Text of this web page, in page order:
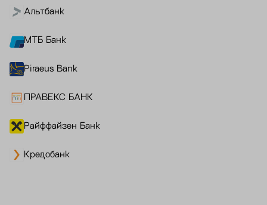
Альтбанк
МТБ Банк
Piraeus Bank
ПРАВЕКС БАНК
Райффайзен Банк
Кредобанк